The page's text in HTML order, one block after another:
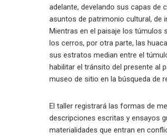
adelante, develando sus capas de
asuntos de patrimonio cultural, de
Mientras en el paisaje los
los cerros, por otra parte, las
sus estratos median entre el
habilitar el tránsito del presente al
museo de sitio en la búsqueda de
El taller registrará las formas de
descripciones escritas y ensayos
materialidades que entran en